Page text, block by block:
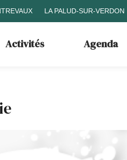
LA PALUD-SUR-VERDON
Activités Agenda